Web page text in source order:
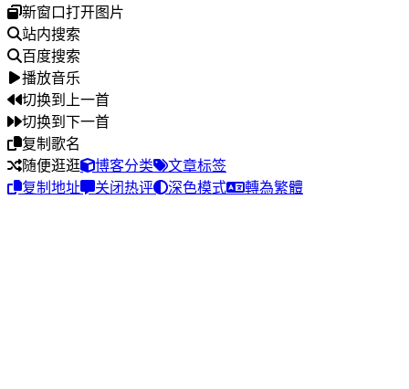
新窗口打开图片
站内搜索
百度搜索
播放音乐
切换到上一首
切换到下一首
复制歌名
随便逛逛
博客分类
文章标签
复制地址
关闭热评 深色模式 轉為繁體